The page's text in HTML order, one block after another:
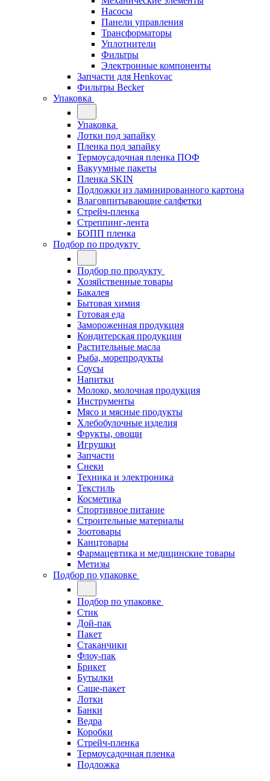
Насосы
Панели управления
Трансформаторы
Уплотнители
Фильтры
Электронные компоненты
Запчасти для Henkovac
Фильтры Becker
Упаковка
Упаковка
Лотки под запайку
Пленка под запайку
Термоусадочная пленка ПОФ
Вакуумные пакеты
Пленка SKIN
Подложки из ламинированного картона
Влаговпитывающие салфетки
Стрейч-пленка
Стреппинг-лента
БОПП пленка
Подбор по продукту
Подбор по продукту
Хозяйственные товары
Бакалея
Бытовая химия
Готовая еда
Замороженная продукция
Кондитерская продукция
Растительные масла
Рыба, морепродукты
Соусы
Напитки
Молоко, молочная продукция
Инструменты
Мясо и мясные продукты
Хлебобулочные изделия
Фрукты, овощи
Игрушки
Запчасти
Снеки
Техника и электроника
Текстиль
Косметика
Спортивное питание
Строительные материалы
Зоотовары
Канцтовары
Фармацевтика и медицинские товары
Метизы
Подбор по упаковке
Подбор по упаковке
Стик
Дой-пак
Пакет
Стаканчики
Флоу-пак
Брикет
Бутылки
Саше-пакет
Лотки
Банки
Ведра
Коробки
Стрейч-пленка
Термоусадочная пленка
Подложка